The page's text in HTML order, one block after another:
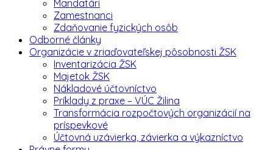
Mandatári
Zamestnanci
Zdaňovanie fyzických osôb
Odborné články
Organizácie v zriaďovateľskej pôsobnosti ŽSK
Inventarizácia ŽSK
Majetok ŽSK
Nákladové účtovníctvo
Príklady z praxe – VÚC Žilina
Transformácia rozpočtových organizácií na
príspevkové
Účtovná uzávierka, závierka a výkazníctvo